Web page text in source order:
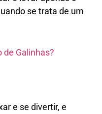
se trata de um
de Galinhas?
e se divertir, e